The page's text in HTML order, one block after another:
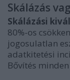
Skálázás
Skálázási
80%-os
jogosulatlan
adatkitetési
Bővítés